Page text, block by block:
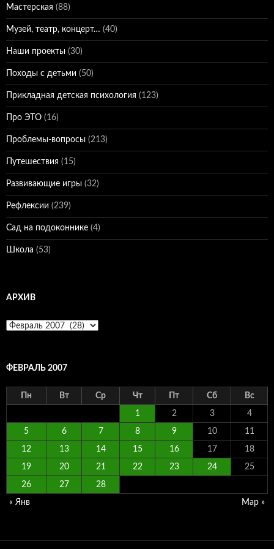
Мастерская (88)
Музей, театр, концерт… (40)
Наши проекты (30)
Походы с детьми (50)
Прикладная детская психология (123)
Про ЭТО (16)
Проблемы-вопросы (213)
Путешествия (15)
Развивающие игры (32)
Рефлексии (239)
Сад на подоконнике (4)
Школа (53)
АРХИВ
Архив
ФЕВРАЛЬ 2007
Пн Вт Ср Чт Пт Сб Вс
1 2 3 4
5 6 7 8 9 10 11
12 13 14 15 16 17 18
19 20 21 22 23 24 25
26 27 28
« Янв Мар »